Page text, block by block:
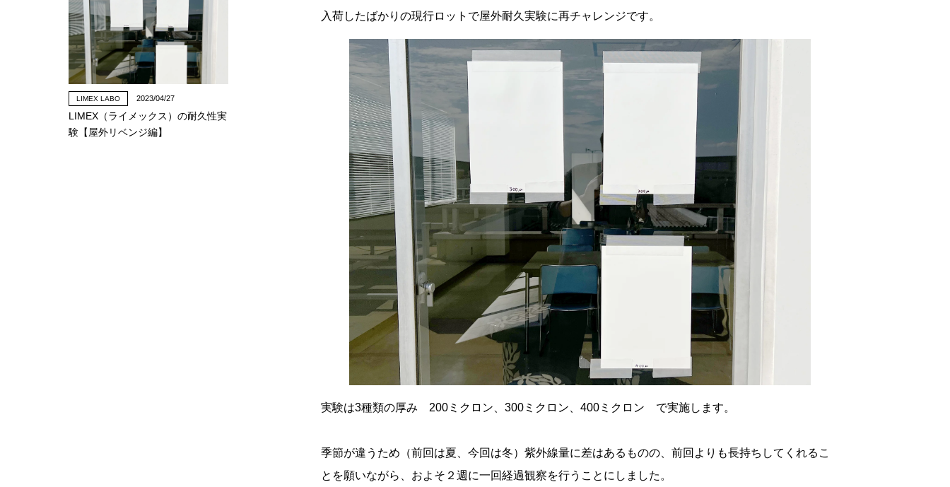
LIMEX LABO 2023/04/27
LIMEX（ライメックス）の耐久性実
験【屋外リベンジ編】
入荷したばかりの現行ロットで屋外耐久実験に再チャレンジです。
実験は3種類の厚み 200ミクロン、300ミクロン、400ミクロン で実施します。
季節が違うため（前回は夏、今回は冬）紫外線量に差はあるものの、前回よりも長持ちしてくれるこ
とを願いながら、およそ２週に一回経過観察を行うことにしました。